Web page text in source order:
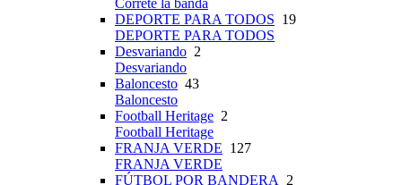
Córrete la banda
DEPORTE PARA TODOS 19
DEPORTE PARA TODOS
Desvariando 2
Desvariando
Baloncesto 43
Baloncesto
Football Heritage 2
Football Heritage
FRANJA VERDE 127
FRANJA VERDE
FÚTBOL POR BANDERA
2